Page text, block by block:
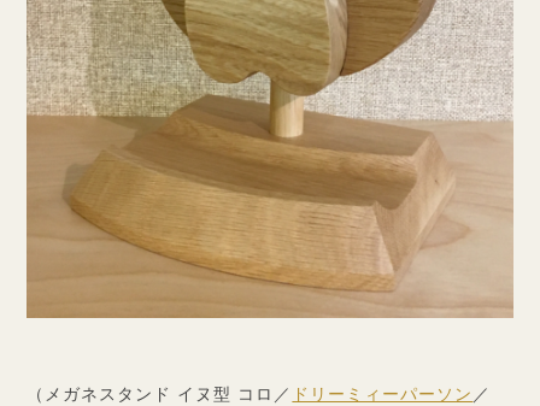
（メガネスタンド イヌ型 コロ／ ドリーミィーパーソン ／